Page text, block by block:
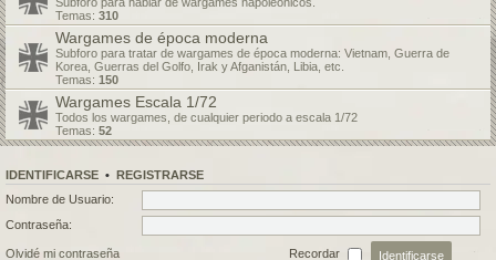
Temas: 310
Wargames de época moderna
Subforo para tratar de wargames de época moderna: Vietnam, Guerra de
Korea, Guerras del Golfo, Irak y Afganistán, Libia, etc.
Temas: 150
Wargames Escala 1/72
Todos los wargames, de cualquier periodo a escala 1/72
Temas: 52
IDENTIFICARSE • REGISTRARSE
Nombre de Usuario:
Contraseña:
Olvidé mi contraseña Recordar